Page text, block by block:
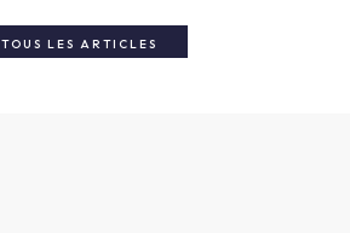
TOUS LES ARTICLES